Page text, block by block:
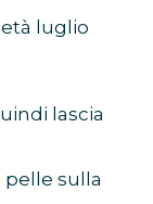
luglio
lascia
pelle sulla